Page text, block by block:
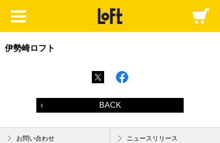
伊勢崎ロフト
BACK
お問い合わせ ニュースリリース